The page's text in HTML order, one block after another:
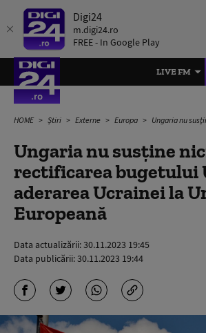
Digi24
m.digi24.ro
FREE - In Google Play
LIVE FM
HOME Știri Externe Europa Ungaria nu susţine nici rectificarea
Ungaria nu susţine
rectificarea bugetului
aderarea Ucrainei la
Europeană
Data actualizării:30.11.2023 19:45
Data publicării:30.11.2023 19:44